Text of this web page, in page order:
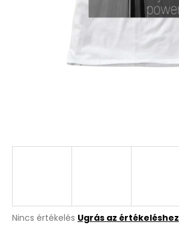
A
Nincs értékelés Ugrás az értékeléshez